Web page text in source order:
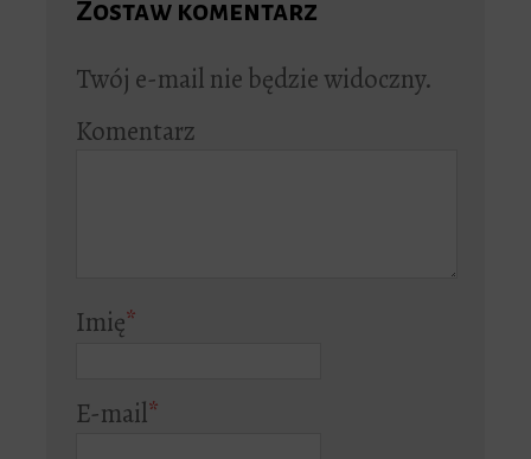
Zostaw komentarz
Twój e-mail nie będzie widoczny.
Komentarz
Imię*
E-mail*